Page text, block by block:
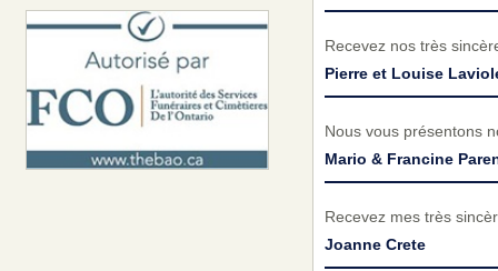
Recevez nos très
Pierre et Louise
Nous vous présentons
Mario & Francine
Recevez mes très
Joanne Crete